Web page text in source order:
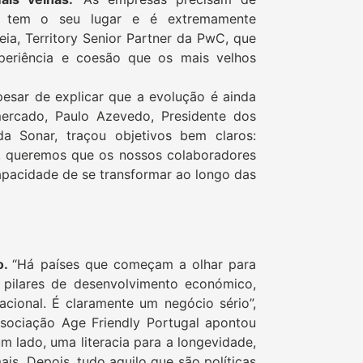
tem o seu lugar e é extremamente
Territory Senior Partner da PwC, que
e coesão que os mais velhos
de explicar que a evolução é ainda
Paulo Azevedo, Presidente dos
Sonar, traçou objetivos bem claros:
que os nossos colaboradores
de se transformar ao longo das
“Há países que começam a olhar para
de desenvolvimento económico,
É claramente um negócio sério”,
Age Friendly Portugal apontou
lado, uma literacia para a longevidade,